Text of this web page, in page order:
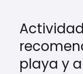
playa y